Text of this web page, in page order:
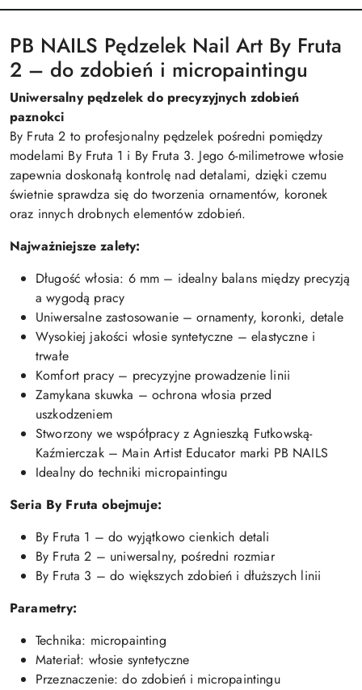
PB NAILS Pędzelek Nail Art By Fruta
2 – do zdobień i micropaintingu
Uniwersalny pędzelek do precyzyjnych zdobień
paznokci
By Fruta 2 to profesjonalny pędzelek pośredni pomiędzy
modelami By Fruta 1 i By Fruta 3. Jego 6-milimetrowe włosie
zapewnia doskonałą kontrolę nad detalami, dzięki czemu
świetnie sprawdza się do tworzenia ornamentów, koronek
oraz innych drobnych elementów zdobień.
Najważniejsze zalety:
Długość włosia: 6 mm – idealny balans między precyzją
a wygodą pracy
Uniwersalne zastosowanie – ornamenty, koronki, detale
Wysokiej jakości włosie syntetyczne – elastyczne i
trwałe
Komfort pracy – precyzyjne prowadzenie linii
Zamykana skuwka – ochrona włosia przed
uszkodzeniem
Stworzony we współpracy z Agnieszką Futkowską-
Kaźmierczak – Main Artist Educator marki PB NAILS
Idealny do techniki micropaintingu
Seria By Fruta obejmuje:
By Fruta 1 – do wyjątkowo cienkich detali
By Fruta 2 – uniwersalny, pośredni rozmiar
By Fruta 3 – do większych zdobień i dłuższych linii
Parametry:
Technika: micropainting
Materiał: włosie syntetyczne
Przeznaczenie: do zdobień i micropaintingu